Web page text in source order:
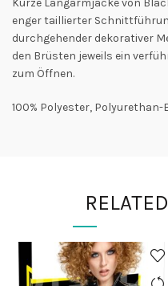
Kurze Langarmjacke von
enger taillierter
durchgehender dekorativer
den Brüsten jeweils ein
zum Öffnen.
100% Polyester,